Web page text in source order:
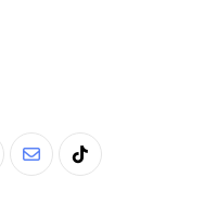
ShareTiktok